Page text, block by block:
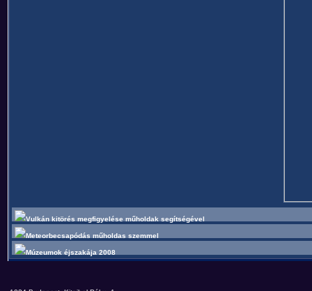
Vulkán kitörés megfigyelése műholdak segítségével
Meteorbecsapódás műholdas szemmel
Múzeumok éjszakája 2008